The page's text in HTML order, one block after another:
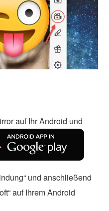
auf Ihr Android und
und anschließend
auf Ihrem Android